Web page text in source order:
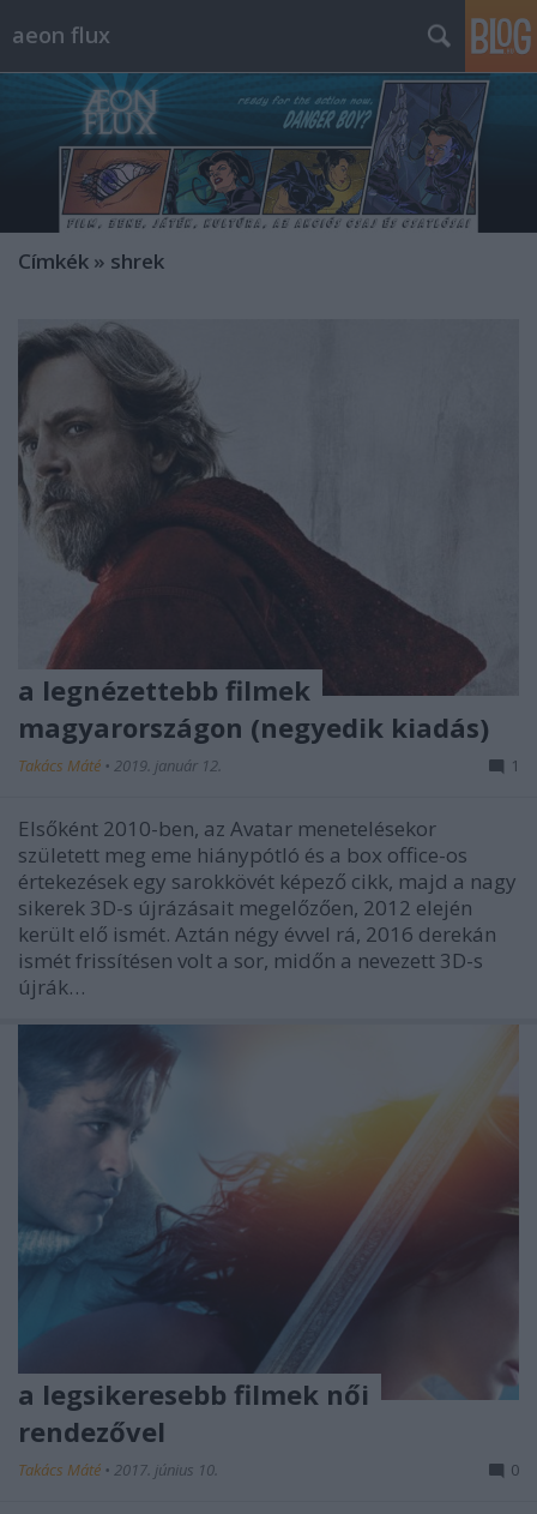
aeon flux
Címkék » shrek
a legnézettebb filmek
magyarországon (negyedik kiadás)
Takács Máté • 2019. január 12. 1
Elsőként 2010-ben, az Avatar menetelésekor
született meg eme hiánypótló és a box office-os
értekezések egy sarokkövét képező cikk, majd a nagy
sikerek 3D-s újrázásait megelőzően, 2012 elején
került elő ismét. Aztán négy évvel rá, 2016 derekán
ismét frissítésen volt a sor, midőn a nevezett 3D-s
újrák…
a legsikeresebb filmek női
rendezővel
Takács Máté • 2017. június 10. 0